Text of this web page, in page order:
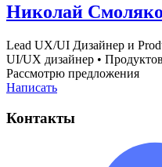
Николай
Lead UX/UI Дизайнер и
UI/UX дизайнер •
Рассмотрю предложения
Написать
Контакты